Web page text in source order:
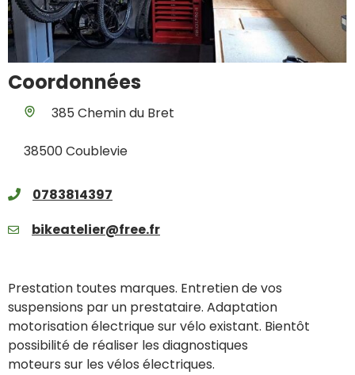
Coordonnées
385 Chemin du Bret
38500 Coublevie
0783814397
bikeatelier@free.fr
Prestation toutes marques. Entretien de vos
suspensions par un prestataire. Adaptation
motorisation électrique sur vélo existant. Bientôt
possibilité de réaliser les diagnostiques
moteurs sur les vélos électriques.